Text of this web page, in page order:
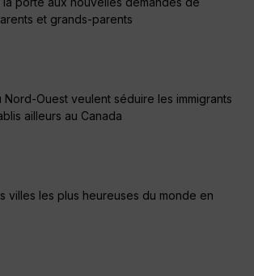
et grands-parents
Nord-Ouest veulent séduire les immigrants
ailleurs au Canada
villes les plus heureuses du monde en